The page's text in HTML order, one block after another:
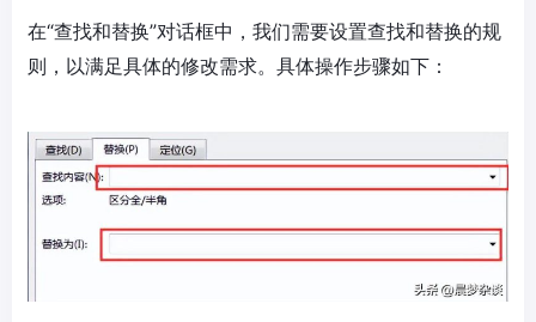
在“查找和替换”对话框中，我们需要设置查找和替换的规
则，以满足具体的修改需求。具体操作步骤如下：